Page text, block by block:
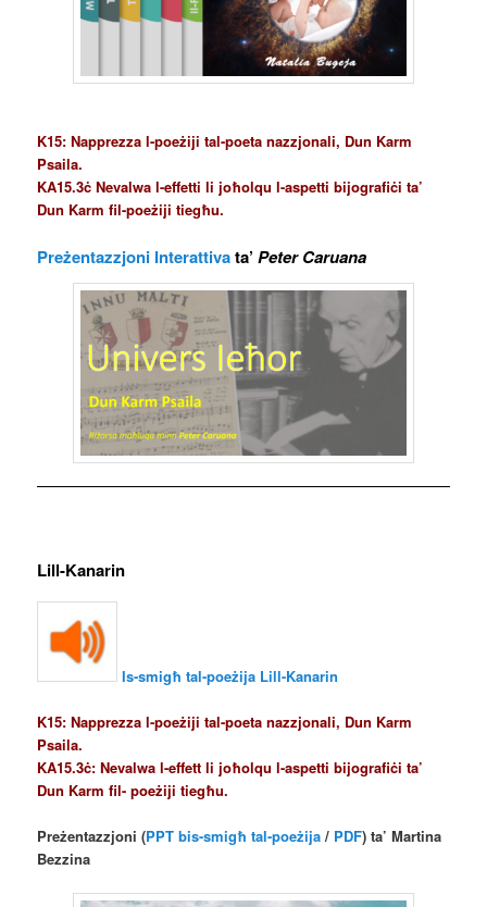
K15: Napprezza l-poeżiji tal-poeta nazzjonali, Dun Karm
Psaila.
KA15.3ċ Nevalwa l-effetti li joħolqu l-aspetti bijografiċi ta’
Dun Karm fil-poeżiji tiegħu.
Preżentazzjoni Interattivata’Peter Caruana
Lill-Kanarin
Is-smigħ tal-poeżija Lill-Kanarin
K15: Napprezza l-poeżiji tal-poeta nazzjonali, Dun Karm
Psaila.
KA15.3ċ: Nevalwa l-effett li joħolqu l-aspetti bijografiċi ta’
Dun Karm fil- poeżiji tiegħu.
Preżentazzjoni (PPT bis-smigħ tal-poeżija/ PDF) ta’ Martina
Bezzina